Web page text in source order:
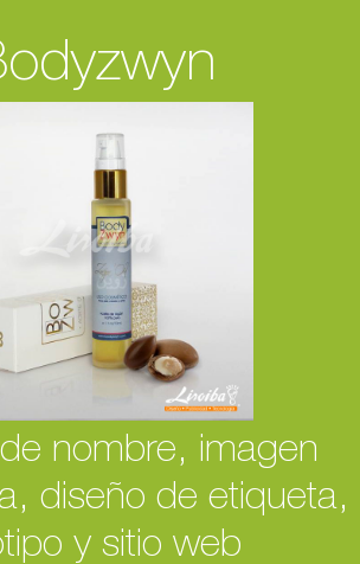
nombre, imagen
diseño de etiqueta,
y sitio web